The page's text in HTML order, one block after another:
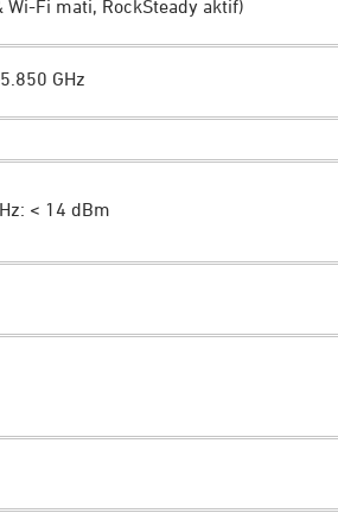
mudah,
Fi mati, RockSteady aktif)
GHz
< 14 dBm